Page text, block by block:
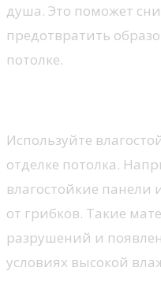
душа. Это поможет
предотвратить
потолке.
Используйте
отделке потолка.
влагостойкие
от грибков. Такие
разрушений и
условиях высокой